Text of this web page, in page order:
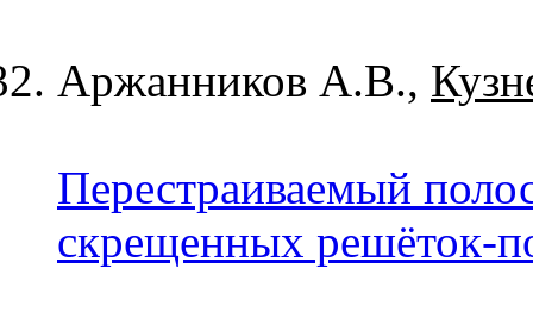
Аржанников А.В.,
Перестраиваемый
скрещенных решёток-